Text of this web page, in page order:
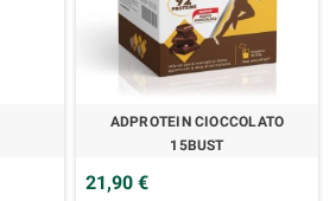
ADPROTEIN CIOCCOLATO
15BUST
21,90 €